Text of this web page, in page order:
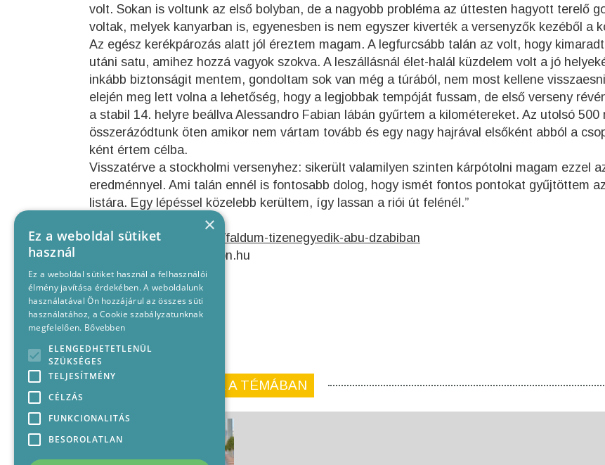
volt. Sokan is voltunk az első bolyban, de a nagyobb probléma az úttesten hagyott terelő
voltak, melyek kanyarban is, egyenesben is nem egyszer kiverték a versenyzők kezéből a
Az egész kerékpározás alatt jól éreztem magam. A legfurcsább talán az volt, hogy
utáni satu, amihez hozzá vagyok szokva. A leszállásnál élet-halál küzdelem volt a jó
inkább biztonságit mentem, gondoltam sok van még a túrából, nem most kellene
elején meg lett volna a lehetőség, hogy a legjobbak tempóját fussam, de első verseny
a stabil 14. helyre beállva Alessandro Fabian lábán gyűrtem a kilométereket. Az utolsó 500
összerázódtunk öten amikor nem vártam tovább és egy nagy hajrával elsőként abból a
ként értem célba.
Visszatérve a stockholmi versenyhez: sikerült valamilyen szinten kárpótolni magam ezzel
eredménnyel. Ami talán ennél is fontosabb dolog, hogy ismét fontos pontokat gyűjtöttem
listára. Egy lépéssel közelebb kerültem, így lassan a riói út felénél.”
http://sugopart.hu/sport/faldum-tizenegyedik-abu-dzabiban
Forrás:www.mogyitriatlon.hu
KORÁBBI CIKKEINK A TÉMÁBAN
×
Ez a weboldal sütiket
használ
Ez a weboldal sütiket használ a felhasználói
élmény javítása érdekében. A weboldalunk
használatával Ön hozzájárul az összes süti
használatához, a Cookie szabályzatunknak
megfelelően. Bővebben
ELENGEDHETETLENÜL
SZÜKSÉGES
TELJESÍTMÉNY
CÉLZÁS
FUNKCIONALITÁS
BESOROLATLAN